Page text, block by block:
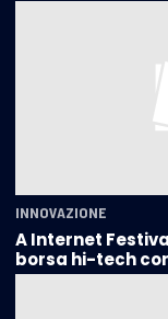
INNOVAZIONE
A Internet
borsa hi-tech